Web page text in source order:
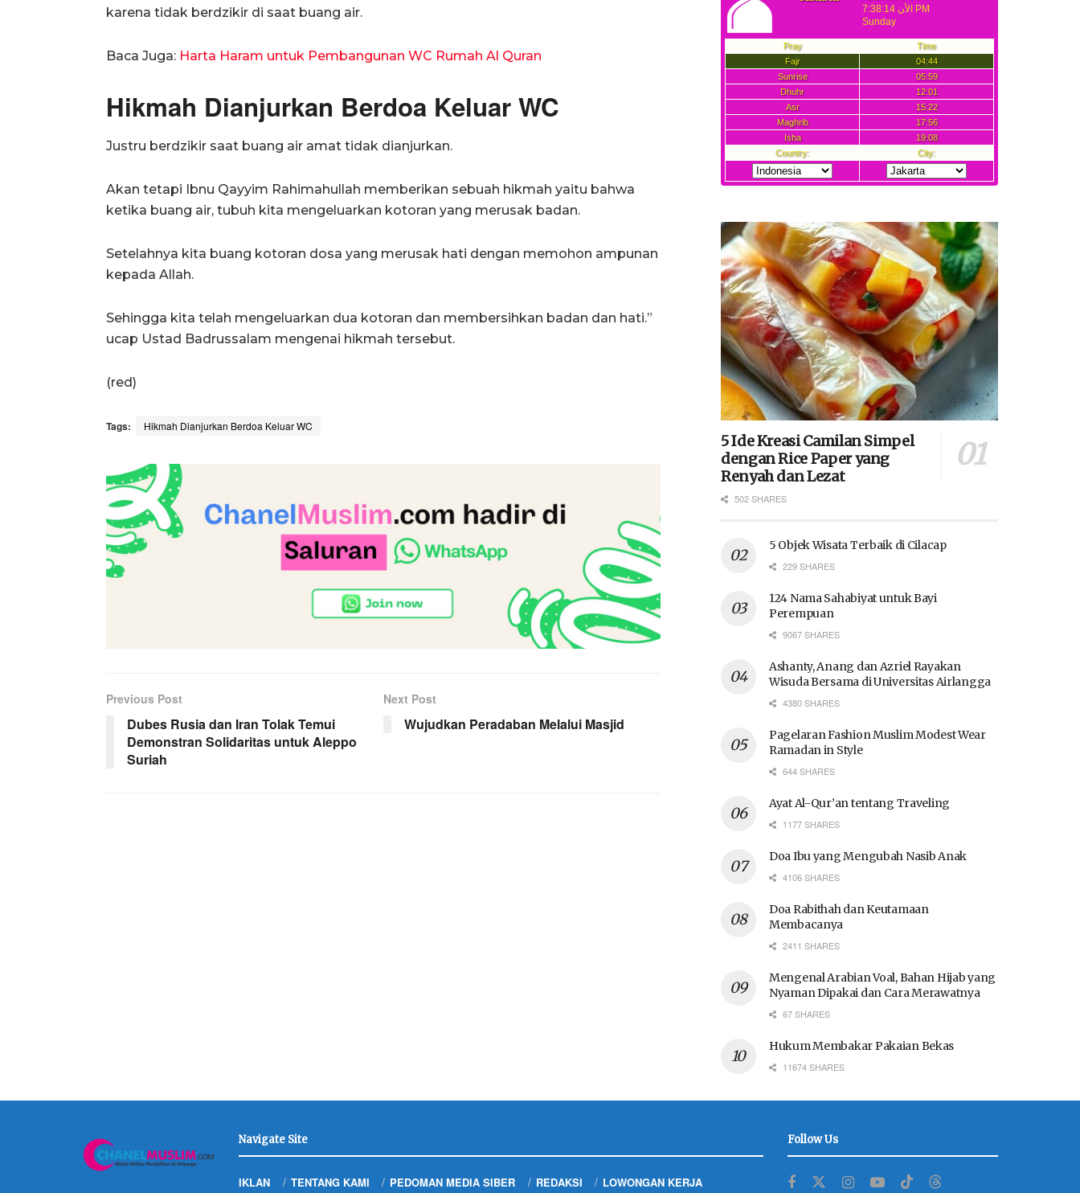
karena tidak berdzikir di saat buang air.
Baca Juga: Harta Haram untuk Pembangunan WC Rumah Al Quran
Hikmah Dianjurkan Berdoa Keluar WC
Justru berdzikir saat buang air amat tidak dianjurkan.
Akan tetapi Ibnu Qayyim Rahimahullah memberikan sebuah hikmah yaitu bahwa
ketika buang air, tubuh kita mengeluarkan kotoran yang merusak badan.
Setelahnya kita buang kotoran dosa yang merusak hati dengan memohon ampunan
kepada Allah.
Sehingga kita telah mengeluarkan dua kotoran dan membersihkan badan dan hati.”
ucap Ustad Badrussalam mengenai hikmah tersebut.
(red)
Tags: Hikmah Dianjurkan Berdoa Keluar WC
Previous Post
Dubes Rusia dan Iran Tolak Temui
Demonstran Solidaritas untuk Aleppo
Suriah
Next Post
Wujudkan Peradaban Melalui Masjid
5 Ide Kreasi Camilan Simpel
dengan Rice Paper yang
Renyah dan Lezat
502 SHARES
5 Objek Wisata Terbaik di Cilacap
229 SHARES
124 Nama Sahabiyat untuk Bayi
Perempuan
9067 SHARES
Ashanty, Anang dan Azriel Rayakan
Wisuda Bersama di Universitas Airlangga
4380 SHARES
Pagelaran Fashion Muslim Modest Wear
Ramadan in Style
644 SHARES
Ayat Al-Qur’an tentang Traveling
1177 SHARES
Doa Ibu yang Mengubah Nasib Anak
4106 SHARES
Doa Rabithah dan Keutamaan
Membacanya
2411 SHARES
Mengenal Arabian Voal, Bahan Hijab yang
Nyaman Dipakai dan Cara Merawatnya
67 SHARES
Hukum Membakar Pakaian Bekas
11674 SHARES
Navigate Site
IKLAN TENTANG KAMI PEDOMAN MEDIA SIBER REDAKSI LOWONGAN KERJA
Follow Us